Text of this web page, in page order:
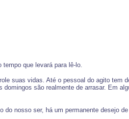
que levará para lê-lo.
suas vidas. Até o pessoal do agito tem
são realmente de arrasar. Em
nosso ser, há um permanente desejo